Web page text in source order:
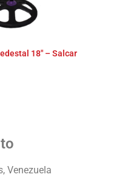
18″ – Salcar
Venezuela